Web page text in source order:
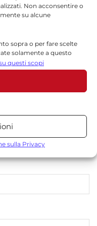
Non acconsentire o
su alcune
sopra o per fare scelte
solamente a questo
in qualsiasi momento,
i pulsanti della Cookie
del consenso nella parte
o accedervi, Misurare le
dei contenuti,
diverse.
o accedervi, Utilizzare
Creare profili per la
questi scopi
sulla Privacy
I campi